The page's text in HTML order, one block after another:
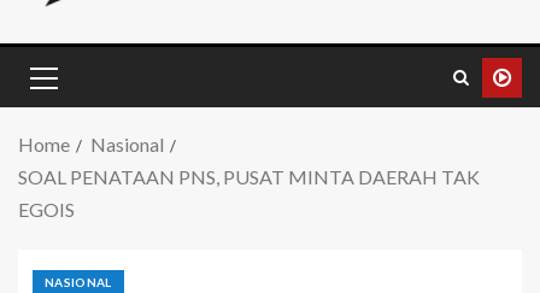
Home
Nasional
SOAL PENATAAN PNS, PUSAT MINTA DAERAH TAK
EGOIS
NASIONAL